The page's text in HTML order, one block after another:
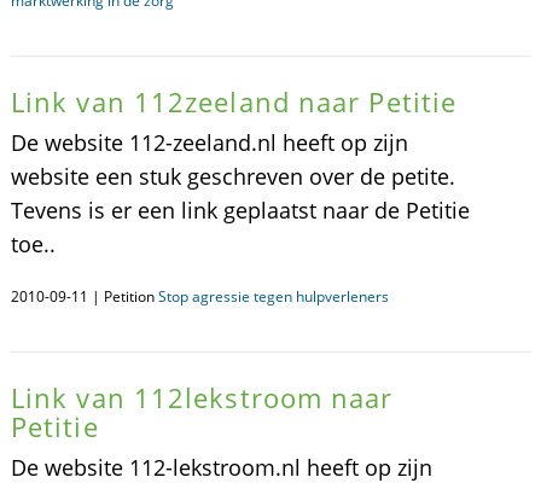
Link van 112zeeland naar Petitie
De website 112-zeeland.nl heeft op zijn
website een stuk geschreven over de petite.
Tevens is er een link geplaatst naar de Petitie
toe..
2010-09-11 | PetitionStop agressie tegen hulpverleners
Link van 112lekstroom naar
Petitie
De website 112-lekstroom.nl heeft op zijn